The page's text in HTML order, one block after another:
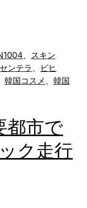
スキン
センテラ
ビヒ
韓国コスメ
韓国
都市で
ク走行